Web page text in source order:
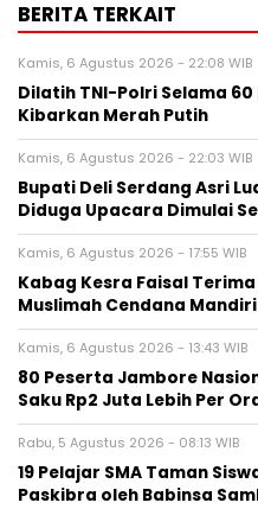
BERITA TERKAIT
Kamis, 6 Agustus 2026 - 22:08 WIB
Dilatih TNI-Polri Selama
Kibarkan Merah Putih
Kamis, 6 Agustus 2026 - 22:03 WIB
Bupati Deli Serdang Asri
Diduga Upacara Dimulai
Kamis, 6 Agustus 2026 - 17:55 WIB
Kabag Kesra Faisal
Muslimah Cendana Mandiri
Kamis, 6 Agustus 2026 - 13:43 WIB
80 Peserta Jambore
Saku Rp2 Juta Lebih Per
Rabu, 5 Agustus 2026 - 08:13 WIB
19 Pelajar SMA Taman
Paskibra oleh Babinsa